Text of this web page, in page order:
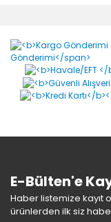
Ürün resmi
Ürün
Ürün
E-Bülten'e
Haber listemize kayıt
ürünlerden ilk siz